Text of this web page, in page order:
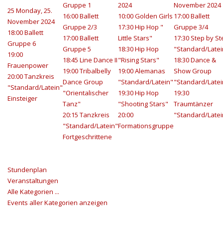
25 Monday, 25.
November 2024
18:00 Ballett
Gruppe 6
19:00
Frauenpower
20:00 Tanzkreis
"Standard/Latein"
Einsteiger
Gruppe 1
16:00 Ballett
Gruppe 2/3
17:00 Ballett
Gruppe 5
18:45 Line Dance II
19:00 Tribalbelly
Dance Group
"Orientalischer
Tanz"
20:15 Tanzkreis
"Standard/Latein"
Fortgeschrittene
2024
10:00 Golden Girls
17:30 Hip Hop "
Little Stars"
18:30 Hip Hop
"Rising Stars"
19:00 Alemanas
"Standard/Latein"
19:30 Hip Hop
"Shooting Stars"
20:00
Formationsgruppe
November 2024
17:00 Ballett
Gruppe 3/4
17:30 Step by
"Standard/
18:30 Dance &
Show Group
"Standard/
19:30
Traumtänzer
"Standard/
Stundenplan
Veranstaltungen
Alle Kategorien ...
Events aller Kategorien anzeigen